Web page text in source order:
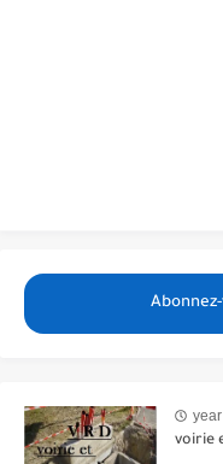
voirie